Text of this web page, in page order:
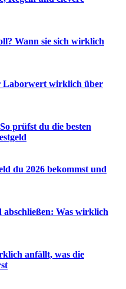
Wann sie sich wirklich
Laborwert wirklich über
prüfst du die besten
du 2026 bekommst und
Was wirklich
anfällt, was die